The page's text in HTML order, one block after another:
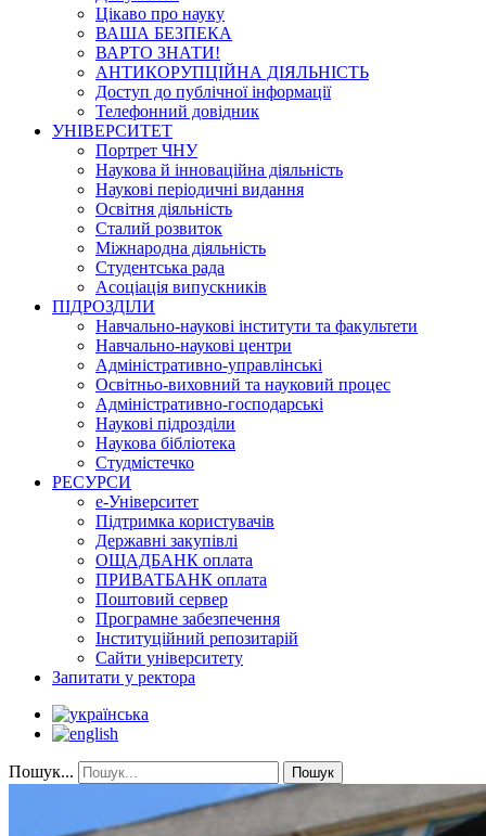
Цікаво про науку
ВАША БЕЗПЕКА
ВАРТО ЗНАТИ!
АНТИКОРУПЦІЙНА ДІЯЛЬНІСТЬ
Доступ до публічної інформації
Телефонний довідник
УНІВЕРСИТЕТ
Портрет ЧНУ
Наукова й інноваційна діяльність
Наукові періодичні видання
Освітня діяльність
Сталий розвиток
Міжнародна діяльність
Студентська рада
Асоціація випускників
ПІДРОЗДІЛИ
Навчально-наукові інститути та факультети
Навчально-наукові центри
Адміністративно-управлінські
Освітньо-виховний та науковий процес
Адміністративно-господарські
Наукові підрозділи
Наукова бібліотека
Студмістечко
РЕСУРСИ
е-Університет
Підтримка користувачів
Державні закупівлі
ОЩАДБАНК оплата
ПРИВАТБАНК оплата
Поштовий сервер
Програмне забезпечення
Інституційний репозитарій
Сайти університету
Запитати у ректора
Пошук... Пошук